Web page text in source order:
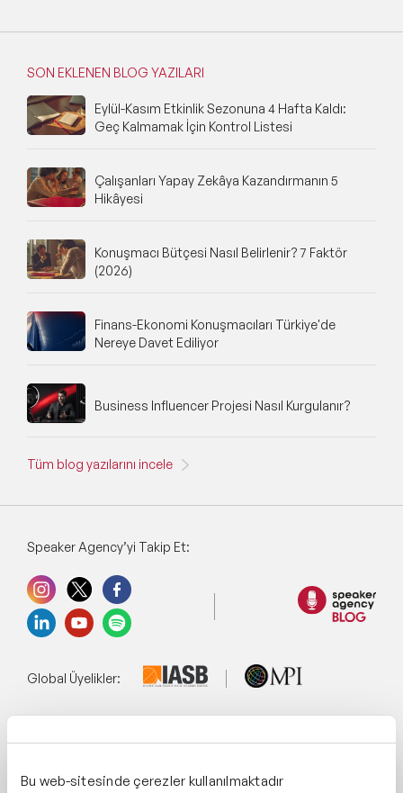
Bu web-sitesinde çerezler kullanılmaktadır
SON EKLENEN BLOG YAZILARI
Eylül-Kasım Etkinlik Sezonuna 4 Hafta Kaldı:
Geç Kalmamak İçin Kontrol Listesi
Çalışanları Yapay Zekâya Kazandırmanın 5
Hikâyesi
Konuşmacı Bütçesi Nasıl Belirlenir? 7 Faktör
(2026)
Finans-Ekonomi Konuşmacıları Türkiye'de
Nereye Davet Ediliyor
Business Influencer Projesi Nasıl Kurgulanır?
Tüm blog yazılarını incele
Speaker Agency’yi Takip Et:
Global Üyelikler: